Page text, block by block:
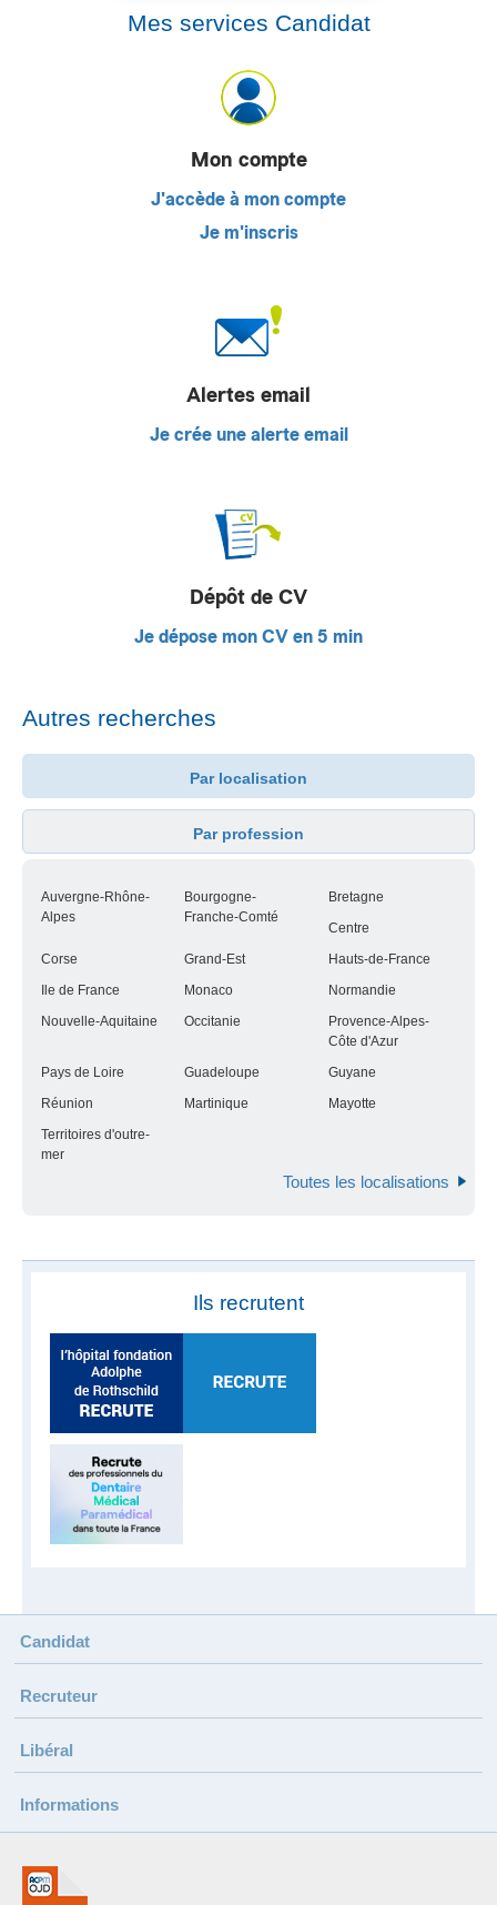
Mes services Candidat
Mon compte
J'accède à mon compte
Je m'inscris
Alertes email
Je crée une alerte email
Dépôt de CV
Je dépose mon CV en 5 min
Autres recherches
Par localisation
Par profession
Auvergne-Rhône-
Alpes
Bourgogne-
Franche-Comté
Bretagne
Centre
Corse
Grand-Est
Hauts-de-France
Ile de France
Monaco
Normandie
Nouvelle-Aquitaine
Occitanie
Provence-Alpes-
Côte d'Azur
Pays de Loire
Guadeloupe
Guyane
Réunion
Martinique
Mayotte
Territoires d'outre-
mer
Toutes les localisations
Ils recrutent
Candidat
Recruteur
Libéral
Informations